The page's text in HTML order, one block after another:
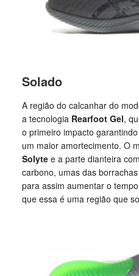
Solado
A região do calcanhar do
a tecnologia Rearfoot Gel,
o primeiro impacto
um maior amortecimento. O
Solytee a parte dianteira
carbono, umas das
para assim aumentar o
que essa é uma região que